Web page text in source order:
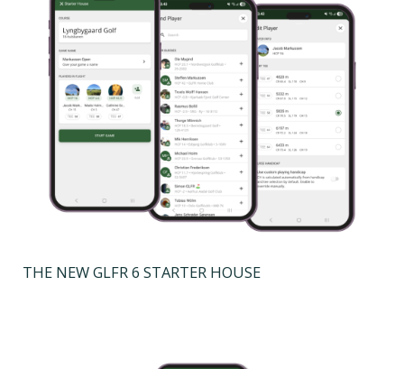
THE NEW GLFR 6 STARTER HOUSE